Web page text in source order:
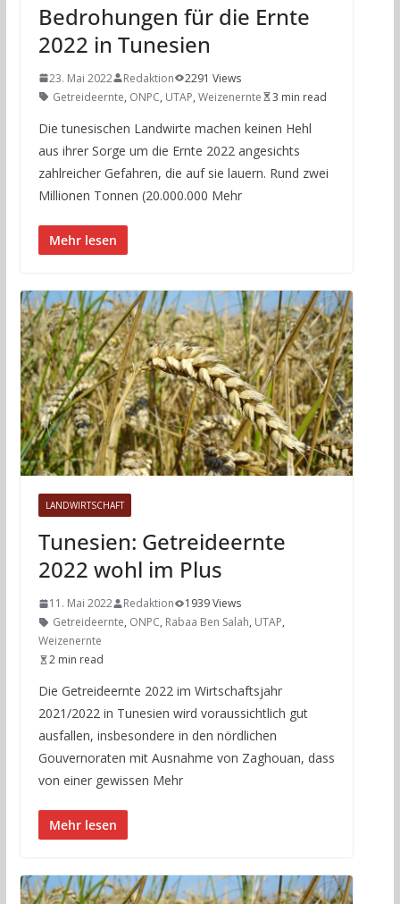
Bedrohungen für die Ernte
2022 in Tunesien
23. Mai 2022 Redaktion
2291 Views
Getreideernte, ONPC, UTAP, Weizenernte 3 min read
Die tunesischen Landwirte machen keinen Hehl
aus ihrer Sorge um die Ernte 2022 angesichts
zahlreicher Gefahren, die auf sie lauern. Rund zwei
Millionen Tonnen (20.000.000 Mehr
Mehr lesen
LANDWIRTSCHAFT
Tunesien: Getreideernte
2022 wohl im Plus
11. Mai 2022 Redaktion
1939 Views
Getreideernte, ONPC, Rabaa Ben Salah, UTAP,
Weizenernte
2 min read
Die Getreideernte 2022 im Wirtschaftsjahr
2021/2022 in Tunesien wird voraussichtlich gut
ausfallen, insbesondere in den nördlichen
Gouvernoraten mit Ausnahme von Zaghouan, dass
von einer gewissen Mehr
Mehr lesen